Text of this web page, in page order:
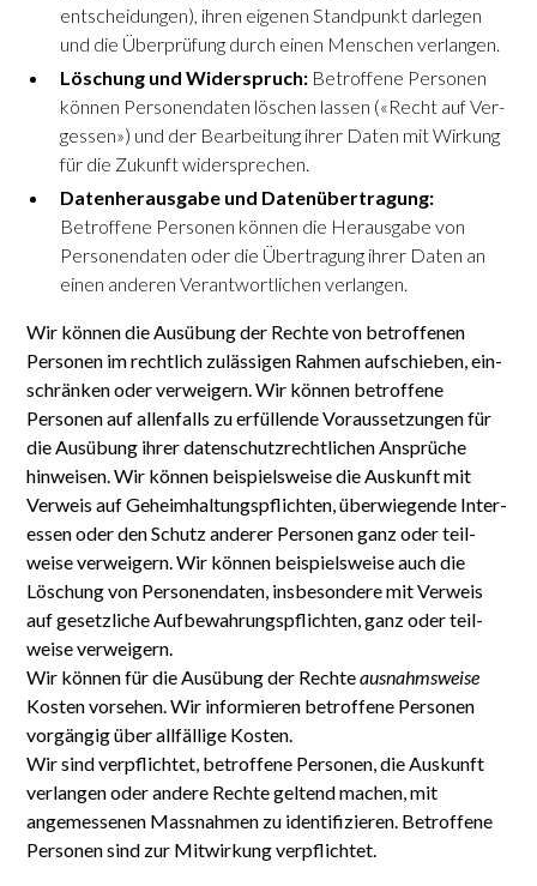
entscheidungen), ihren eigenen Stand­punkt darlegen
und die Über­prüfung durch einen Menschen verlangen.
Löschung und Widerspruch: Betroffene Personen
können Personen­daten löschen lassen («Recht auf Ver­
gessen») und der Bear­beitung ihrer Daten mit Wirkung
für die Zukunft wider­sprechen.
Datenherausgabe und Datenübertragung:
Betroffene Personen können die Heraus­gabe von
Personen­daten oder die Übe­rtragung ihrer Daten an
einen anderen Verant­wortlichen verlangen.
Wir können die Ausübung der Rechte von betroffenen
Personen im recht­lich zu­lässigen Rahmen auf­schieben, ein­
schränken oder ver­weigern. Wir können betroffene
Personen auf allen­falls zu erfüllende Voraus­setzungen für
die Ausübung ihrer daten­schutz­rechtlichen Ansprüche
hinweisen. Wir können beispiels­weise die Aus­kunft mit
Ver­weis auf Geheim­haltungs­pflichten, überwiegende Inter­
essen oder den Schutz anderer Personen ganz oder teil­
weise verweigern. Wir können beispielsweise auch die
Löschung von Personen­daten, ins­besondere mit Verweis
auf gesetz­liche Auf­bewahrungs­pflichten, ganz oder teil­
weise verweigern.
Wir können für die Aus­übung der Rechteausnahms­weise
Kosten vor­sehen. Wir infor­mieren be­troffene Per­sonen
vorgängig über all­fällige Kosten.
Wir sind ver­pflichtet, betroffene Personen, die Auskunft
ver­langen oder andere Rechte geltend machen, mit
angemessenen Mass­nahmen zu identi­fizieren. Betroffene
Personen sind zur Mit­wirkung verpflichtet.